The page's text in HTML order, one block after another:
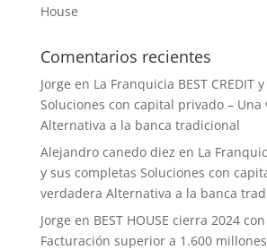
House
Comentarios recientes
Jorge en La Franquicia BEST CREDIT
Soluciones con capital privado – Una
Alternativa a la banca tradicional
Alejandro canedo diez en La
y sus completas Soluciones con
verdadera Alternativa a la banca
Jorge en BEST HOUSE cierra 2024
Facturación superior a 1.600